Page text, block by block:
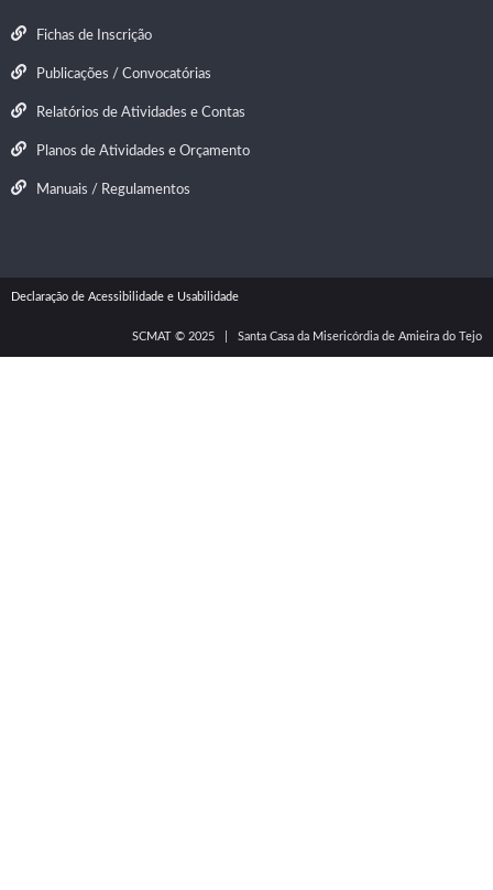
Fichas de Inscrição
Publicações / Convocatórias
Relatórios de Atividades e Contas
Planos de Atividades e Orçamento
Manuais / Regulamentos
Declaração de Acessibilidade e Usabilidade
SCMAT © 2025 | Santa Casa da Misericórdia de Amieira do Tejo